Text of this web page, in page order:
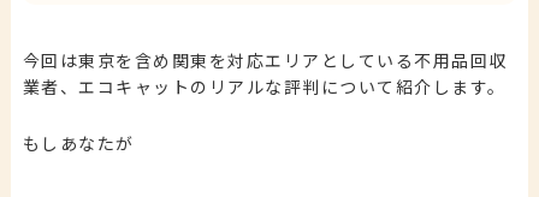
今回は東京を含め関東を対応エリアとしている不用品回収
業者、エコキャットのリアルな評判 について紹介します。
もしあなたが